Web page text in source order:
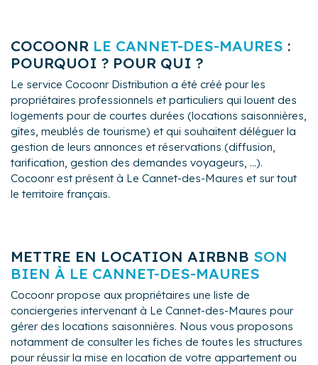
relation permanente de confiance et de
confidentialité.
Des services adaptés à vos besoins en matière de
conciergerie privée:
Entretien ménage professionnel, Check In / Out,
Blanchisserie, Location de linge de maison, Entretien
Piscine et Jardin avec nos partenaire locaux choisi
par nos soins.
Des services à la carte comme : Les kits de
bienvenue, la location de matériel pour BB (lit
parapluie, chaise haute), l'entretien de vos extérieurs
(terrasses, façades...) au Karchers professionnel, des
Inventaires détaillés afin de faire le point sur vos
équipements ainsi que du petit bricolage si besoin.
N'hésitez pas de nous demander nos grilles tarifaire.
Nous nous engageons sur la gestion de votre bien
tout au long de l'année, et d'une prise en charge de
COCOONR LE CANNET-DES-MAURES :
POURQUOI ? POUR QUI ?
Le service Cocoonr Distribution a été créé pour les
propriétaires professionnels et particuliers qui louent des
logements pour de courtes durées (locations saisonnières,
gîtes, meublés de tourisme) et qui souhaitent déléguer la
gestion de leurs annonces et réservations (diffusion,
tarification, gestion des demandes voyageurs, ...).
Cocoonr est présent à Le Cannet-des-Maures et sur tout
le territoire français.
METTRE EN LOCATION AIRBNB SON
BIEN À LE CANNET-DES-MAURES
Cocoonr propose aux propriétaires une liste de
conciergeries intervenant à Le Cannet-des-Maures pour
gérer des locations saisonnières. Nous vous proposons
notamment de consulter les fiches de toutes les structures
pour réussir la mise en location de votre appartement ou